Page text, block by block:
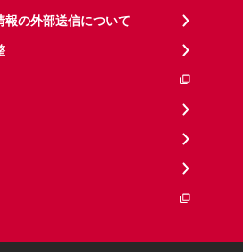
報の外部送信について